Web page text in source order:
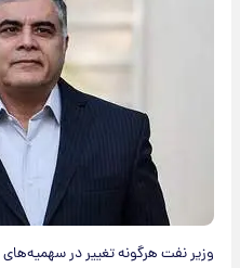
وزیر نفت هرگونه تغییر در سهمیه‌های ۶۰ و ۱۰۰ لیتری بنزین را رد کرد.